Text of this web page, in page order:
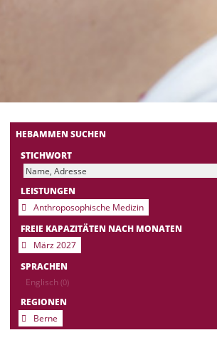
HEBAMMEN SUCHEN
STICHWORT
LEISTUNGEN
Anthroposophische Medizin
FREIE KAPAZITÄTEN NACH MONATEN
März 2027
SPRACHEN
Englisch (0)
REGIONEN
Berne